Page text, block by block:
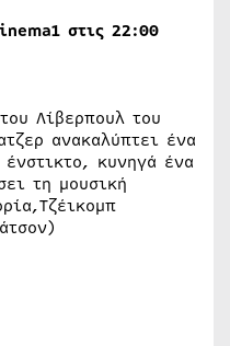
στις 22:00
Λίβερπουλ του
ανακαλύπτει ένα
κυνηγά ένα
τη μουσική